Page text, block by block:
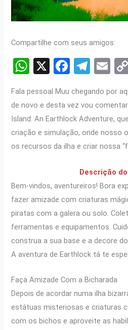
Compartilhe com seus amigos:
W
at
s
A
p
X
F
ce
b
o
o
T
e
gr
a
m
E
ail
Fala pessoal Muu chegando por
de novo e desta vez vou
Island: An Earthlock Adventure,
criação e simulação, onde nosso
os recursos da ilha e criar nossa
Descrição
Bem-vindos, aventureiros! Bora
fazer amizade com criaturas
piratas com a galera ou solo.
ferramentas e equipamentos.
construa a sua base e a decore
A aventura de Earthlock tá te
Faça Amizade Com a Bicharada
Depois de acordar numa ilha
estátuas misteriosas e criaturas
com os bichos e aproveite as